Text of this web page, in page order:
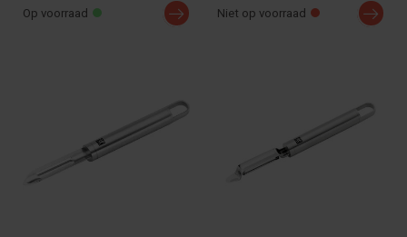
Op voorraad Niet op voorraad